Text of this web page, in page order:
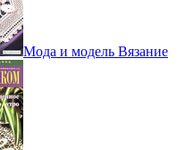
Мода и модель Вязание